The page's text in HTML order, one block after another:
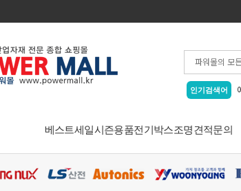
인기검색어
베스트세일시즌용품전기박스조명견적문의